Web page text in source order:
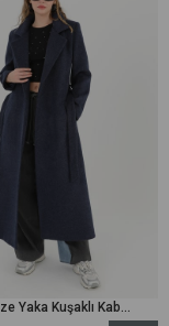
Kadın Kruvaze Yaka Kuşaklı Kaban - 15170KBN - Lacivert